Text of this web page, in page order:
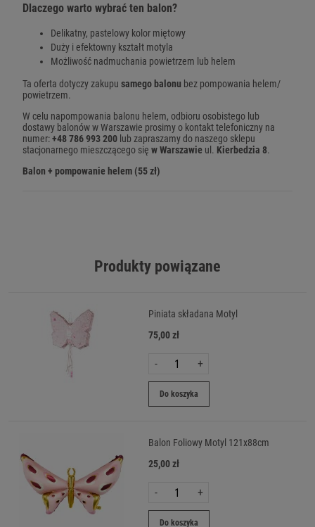
Dlaczego warto wybrać ten balon?
Delikatny, pastelowy kolor miętowy
Duży i efektowny kształt motyla
Możliwość nadmuchania powietrzem lub helem
Ta oferta dotyczy zakupu samego balonu bez pompowania helem/
powietrzem.
W celu napompowania balonu helem, odbioru osobistego lub
dostawy balonów w Warszawie prosimy o kontakt telefoniczny na
numer:+48 786 993 200 lub zapraszamy do naszego sklepu
stacjonarnego mieszczącego się w Warszawie ul. Kierbedzia 8.
Balon + pompowanie helem (55 zł)
Produkty powiązane
Piniata składana Motyl
75,00 zł
- +
Do koszyka
Balon Foliowy Motyl 121x88cm
25,00 zł
- +
Do koszyka